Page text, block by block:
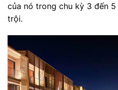
của nó trong chu kỳ 3 đến
trội.